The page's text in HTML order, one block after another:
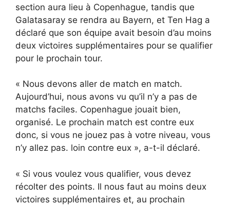
section aura lieu à Copenhague, tandis que
Galatasaray se rendra au Bayern, et Ten Hag a
déclaré que son équipe avait besoin d’au moins
deux victoires supplémentaires pour se qualifier
pour le prochain tour.
« Nous devons aller de match en match.
Aujourd’hui, nous avons vu qu’il n’y a pas de
matchs faciles. Copenhague jouait bien,
organisé. Le prochain match est contre eux
donc, si vous ne jouez pas à votre niveau, vous
n’y allez pas. loin contre eux », a-t-il déclaré.
« Si vous voulez vous qualifier, vous devez
récolter des points. Il nous faut au moins deux
victoires supplémentaires et, au prochain